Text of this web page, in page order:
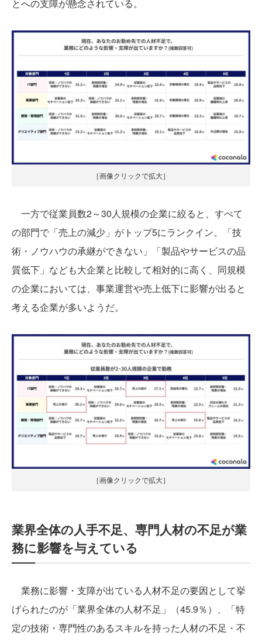
とへの支障が懸念されている。
［画像クリックで拡大］
一方で従業員数2～30人規模の企業に絞ると、すべて
の部門で「売上の減少」がトップ5にランクイン。「技
術・ノウハウの承継ができない」「製品やサービスの品
質低下」なども大企業と比較して相対的に高く、同規模
の企業においては、事業運営や売上低下に影響が出ると
考える企業が多いようだ。
［画像クリックで拡大］
業界全体の人手不足、専門人材の不足が業
務に影響を与えている
業務に影響・支障が出ている人材不足の要因として挙
げられたのが「業界全体の人材不足」（45.9％）、「特
定の技術・専門性のあるスキルを持った人材の不足・不